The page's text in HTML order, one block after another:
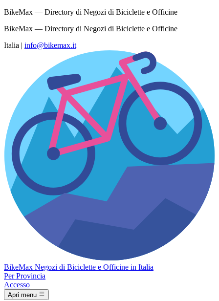
BikeMax — Directory di Negozi di Biciclette e Officine
BikeMax — Directory di Negozi di Biciclette e Officine
Italia | info@bikemax.it
BikeMax Negozi di Biciclette e Officine in Italia
Per Provincia
Accesso
Apri menu